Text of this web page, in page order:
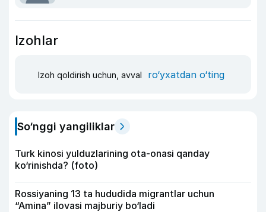
Izohlar
Izoh qoldirish uchun, avval ro‘yxatdan o‘ting
So‘nggi yangiliklar
Turk kinosi yulduzlarining ota-onasi qanday
ko‘rinishda? (foto)
Rossiyaning 13 ta hududida migrantlar uchun
“Amina” ilovasi majburiy bo‘ladi